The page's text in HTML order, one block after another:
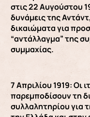
στις 22 Αυγούστου
δυνάμεις της
δικαιώματα για
“αντάλλαγμα” της
συμμαχίας.
7 Απριλίου 1919: Οι
παρεμποδίσουν τη
συλλαλητηρίου για